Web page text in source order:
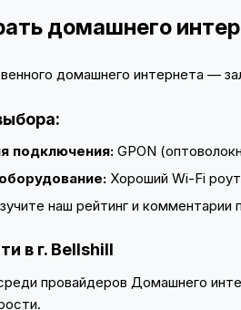
домашнего
домашнего интернета —
подключения: GPON
Хороший Wi-Fi
наш рейтинг и комментарии
в г. Bellshill
провайдеров Домашнего